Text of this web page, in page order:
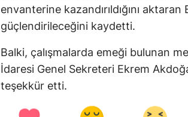
envanterine kazandırıldığını
güçlendirileceğini kaydetti.
Balki, çalışmalarda emeği bulunan
İdaresi Genel Sekreteri Ekrem
teşekkür etti.